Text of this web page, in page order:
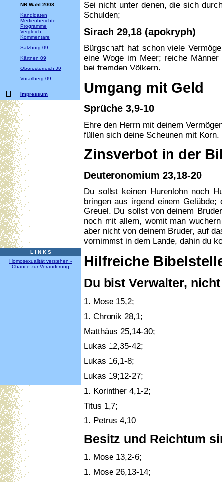
NR Wahl 2008
Kandidaten
Medienberichte
Programme
Vergleich
Kommentare
Salzburg 09
Kärtnen 09
Oberösterreich 09
Vorarlberg 09
Impressum
L I N K S
Homosexualität verstehen -
Chance zur Veränderung
Sei nicht unter denen, die sich
Schulden;
Sirach 29,18 (apokryph)
Bürgschaft hat schon viele
eine Woge im Meer; reiche
bei fremden Völkern.
Umgang mit Geld
Sprüche 3,9-10
Ehre den Herrn mit deinem
füllen sich deine Scheunen mit
Zinsverbot in der
Deuteronomium 23,18-20
Du sollst keinen Hurenlohn noch
bringen aus irgend einem
Greuel. Du sollst von deinem
noch mit allem, womit man
aber nicht von deinem Bruder, auf
vornimmst in dem Lande, dahin du
Hilfreiche
Du bist Verwalter,
1. Mose 15,2;
1. Chronik 28,1;
Matthäus 25,14-30;
Lukas 12,35-42;
Lukas 16,1-8;
Lukas 19;12-27;
1. Korinther 4,1-2;
Titus 1,7;
1. Petrus 4,10
Besitz und Reichtum
1. Mose 13,2-6;
1. Mose 26,13-14;